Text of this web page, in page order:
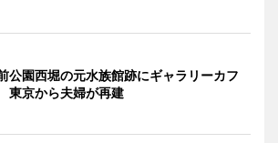
公園西堀の元水族館跡にギャラリーカフ
東京から夫婦が再建